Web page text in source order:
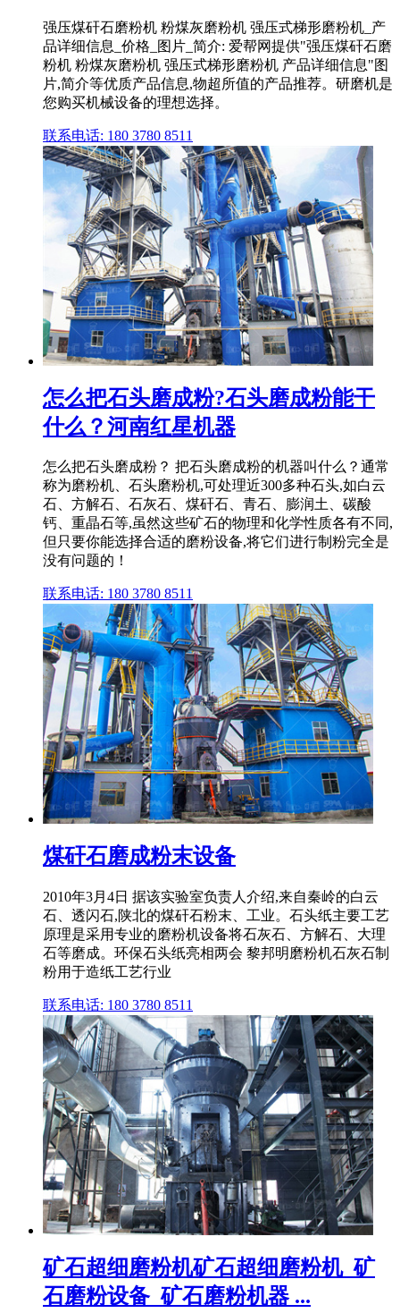
强压煤矸石磨粉机 粉煤灰磨粉机 强压式梯形磨粉机_产
品详细信息_价格_图片_简介: 爱帮网提供"强压煤矸石磨
粉机 粉煤灰磨粉机 强压式梯形磨粉机 产品详细信息"图
片,简介等优质产品信息,物超所值的产品推荐。研磨机是
您购买机械设备的理想选择。
联系电话: 180 3780 8511
怎么把石头磨成粉?石头磨成粉能干
什么？河南红星机器
怎么把石头磨成粉？ 把石头磨成粉的机器叫什么？通常
称为磨粉机、石头磨粉机,可处理近300多种石头,如白云
石、方解石、石灰石、煤矸石、青石、膨润土、碳酸
钙、重晶石等,虽然这些矿石的物理和化学性质各有不同,
但只要你能选择合适的磨粉设备,将它们进行制粉完全是
没有问题的！
联系电话: 180 3780 8511
煤矸石磨成粉末设备
2010年3月4日 据该实验室负责人介绍,来自秦岭的白云
石、透闪石,陕北的煤矸石粉末、工业。石头纸主要工艺
原理是采用专业的磨粉机设备将石灰石、方解石、大理
石等磨成。环保石头纸亮相两会 黎邦明磨粉机石灰石制
粉用于造纸工艺行业
联系电话: 180 3780 8511
矿石超细磨粉机矿石超细磨粉机_矿
石磨粉设备_矿石磨粉机器 ...